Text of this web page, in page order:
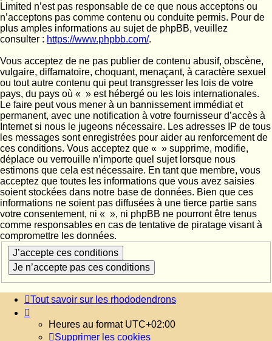
Limited n’est pas responsable de ce que nous acceptons ou
n’acceptons pas comme contenu ou conduite permis. Pour de
plus amples informations au sujet de phpBB, veuillez
consulter : https://www.phpbb.com/.
Vous acceptez de ne pas publier de contenu abusif, obscène,
vulgaire, diffamatoire, choquant, menaçant, à caractère sexuel
ou tout autre contenu qui peut transgresser les lois de votre
pays, du pays où « » est hébergé ou les lois internationales.
Le faire peut vous mener à un bannissement immédiat et
permanent, avec une notification à votre fournisseur d’accès à
Internet si nous le jugeons nécessaire. Les adresses IP de tous
les messages sont enregistrées pour aider au renforcement de
ces conditions. Vous acceptez que « » supprime, modifie,
déplace ou verrouille n’importe quel sujet lorsque nous
estimons que cela est nécessaire. En tant que membre, vous
acceptez que toutes les informations que vous avez saisies
soient stockées dans notre base de données. Bien que ces
informations ne soient pas diffusées à une tierce partie sans
votre consentement, ni « », ni phpBB ne pourront être tenus
comme responsables en cas de tentative de piratage visant à
compromettre les données.
Tout savoir sur les rhododendrons
Heures au format UTC+02:00
Supprimer les cookies